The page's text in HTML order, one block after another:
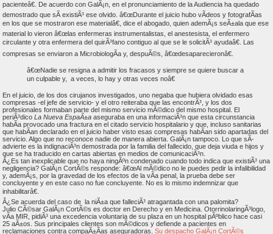
pacienteâ€. De acuerdo con GalÃ¡n, en el pronunciamiento de la Audiencia ha quedado
demostrado que sÃ­ existiÃ³ ese olvido. â€œDurante el juicio hubo vÃ­deos y fotografÃ­as
en los que se mostraron ese materialâ€, dice el abogado, quien ademÃ¡s seÃ±ala que ese
material lo vieron â€œlas enfermeras instrumentalistas, el anestesista, el enfermero
circulante y otra enfermera del quirÃ³fano contiguo al que se le solicitÃ³ ayudaâ€. Las
compresas se enviaron a MicrobiologÃ­a y, despuÃ©s, â€œdesaparecieronâ€.
â€œNadie se resigna a admitir los fracasos y siempre se quiere buscar a
un culpable y, a veces, lo hay y otras veces noâ€
En el juicio, de los dos cirujanos investigados, uno negaba que hubiera olvidado esas
compresas -el jefe de servicio- y el otro reiteraba que las encontrÃ³, y los dos
profesionales formaban parte del mismo servicio mÃ©dico del mismo hospital. El
periÃ³dico La Nueva EspaÃ±a aseguraba en una informaciÃ³n que esta circunstancia
habÃ­a provocado una fractura en el citado servicio hospitalario y que, incluso sanitarias
que habÃ­an declarado en el juicio haber visto esas compresas habÃ­an sido apartadas del
servicio. Algo que no reconoce nadie de manera abierta. GalÃ¡n tampoco. Lo que sÃ­
advierte es la indignaciÃ³n demostrada por la familia del fallecido, que deja viuda e hijos y
que se ha traducido en cartas abiertas en medios de comunicaciÃ³n.
Â¿Es tan inexplicable que no haya ningÃºn condenado cuando todo indica que existiÃ³ una
negligencia? GalÃ¡n CortÃ©s responde: â€œAl mÃ©dico no le puedes pedir la infalibilidad
y, ademÃ¡s, por la gravedad de los efectos de la vÃ­a penal, la prueba debe ser
concluyente y en este caso no fue concluyente. No es lo mismo indemnizar que
inhabilitarâ€.
Â¿Se acuerda del caso de la niÃ±a que falleciÃ³ atragantada con una palomita?
Julio CÃ©sar GalÃ¡n CortÃ©s es doctor en Derecho y en Medicina. OtorrinolaringÃ³logo,
vÃ­a MIR, pidiÃ³ una excedencia voluntaria de su plaza en un hospital pÃºblico hace casi
25 aÃ±os. Sus principales clientes son mÃ©dicos y defiende a pacientes en
reclamaciones contra compaÃ±Ã­as aseguradoras. Su despacho GalÃ¡n CortÃ©s